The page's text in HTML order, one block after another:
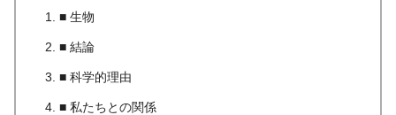
■ 生物
■ 結論
■ 科学的理由
■ 私たちとの関係